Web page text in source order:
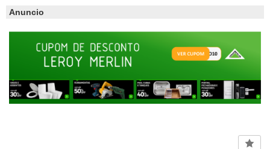
Anuncio